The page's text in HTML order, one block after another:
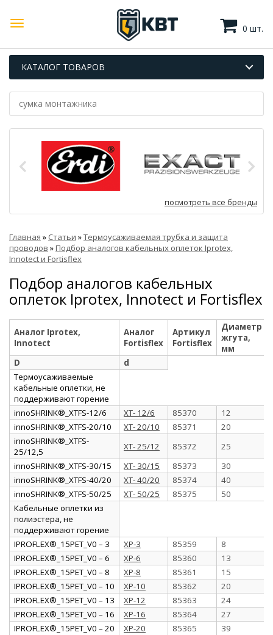
0 шт.
КАТАЛОГ ТОВАРОВ
посмотреть все бренды
Главная » Статьи »Термоусаживаемая трубка и защита
проводов »Подбор аналогов кабельных оплеток Iprotex,
Innotect и Fortisflex
Подбор аналогов кабельных
оплеток Iprotex, Innotect и Fortisflex
Аналог Iprotex,
Innotect
Аналог
Fortisflex
Артикул
Fortisflex
Диаметр
жгута,
мм
D
d
Термоусаживаемые
кабельные оплетки, не
поддерживают горение
innoSHRINK®_XTFS-12/6
XT- 12/6 85370 12
innoSHRINK®_XTFS-20/10
XT- 20/10 85371 20
innoSHRINK®_XTFS-
25/12,5
XT- 25/12 85372 25
innoSHRINK®_XTFS-30/15
XT- 30/15 85373 30
innoSHRINK®_XTFS-40/20
XT- 40/20 85374 40
innoSHRINK®_XTFS-50/25
XT- 50/25 85375 50
Кабельные оплетки из
полиэстера, не
поддерживают горение
IPROFLEX®_15PET_V0 – 3
XP-3 85359 8
IPROFLEX®_15PET_V0 – 6
XP-6 85360 13
IPROFLEX®_15PET_V0 – 8
XP-8 85361 15
IPROFLEX®_15PET_V0 – 10
XP-10 85362 20
IPROFLEX®_15PET_V0 – 13
XP-12 85363 24
IPROFLEX®_15PET_V0 – 16
XP-16 85364 27
IPROFLEX®_15PET_V0 – 20
XP-20 85365 39